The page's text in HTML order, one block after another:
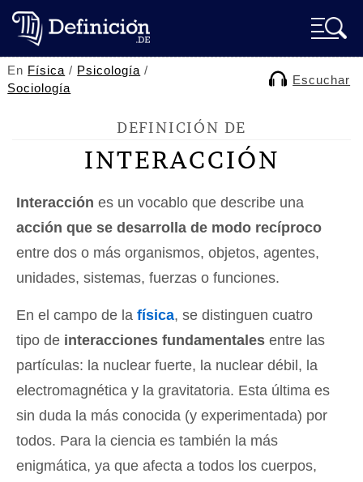
En Física / Psicología /
Sociología
Escuchar
DEFINICIÓN DE
INTERACCIÓN
Interacción es un vocablo que describe una
acción que se desarrolla de modo recíproco
entre dos o más organismos, objetos, agentes,
unidades, sistemas, fuerzas o funciones.
En el campo de la física, se distinguen cuatro
tipo de interacciones fundamentales entre las
partículas: la nuclear fuerte, la nuclear débil, la
electromagnética y la gravitatoria. Esta última es
sin duda la más conocida (y experimentada) por
todos. Para la ciencia es también la más
enigmática, ya que afecta a todos los cuerpos,